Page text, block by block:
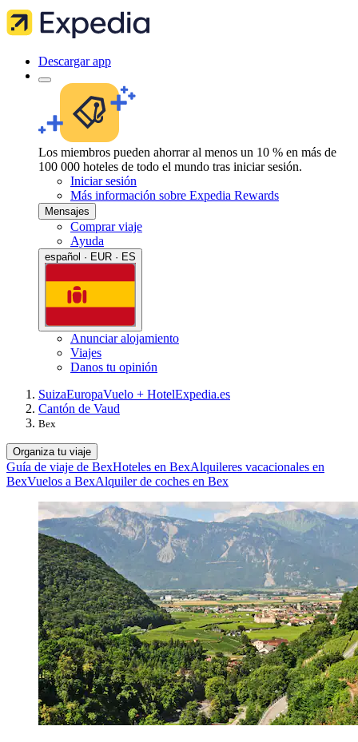
Descargar app
Los miembros pueden ahorrar al menos un 10 % en más de
100 000 hoteles de todo el mundo tras iniciar sesión.
Iniciar sesión
Más información sobre Expedia Rewards
Mensajes
Comprar viaje
Ayuda
español · EUR · ES
Anunciar alojamiento
Viajes
Danos tu opinión
SuizaEuropaVuelo + HotelExpedia.es
Cantón de Vaud
Bex
Organiza tu viaje
Guía de viaje de BexHoteles en BexAlquileres vacacionales en
BexVuelos a BexAlquiler de coches en Bex